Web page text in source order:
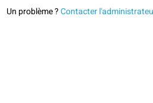
Un problème ?Contacter